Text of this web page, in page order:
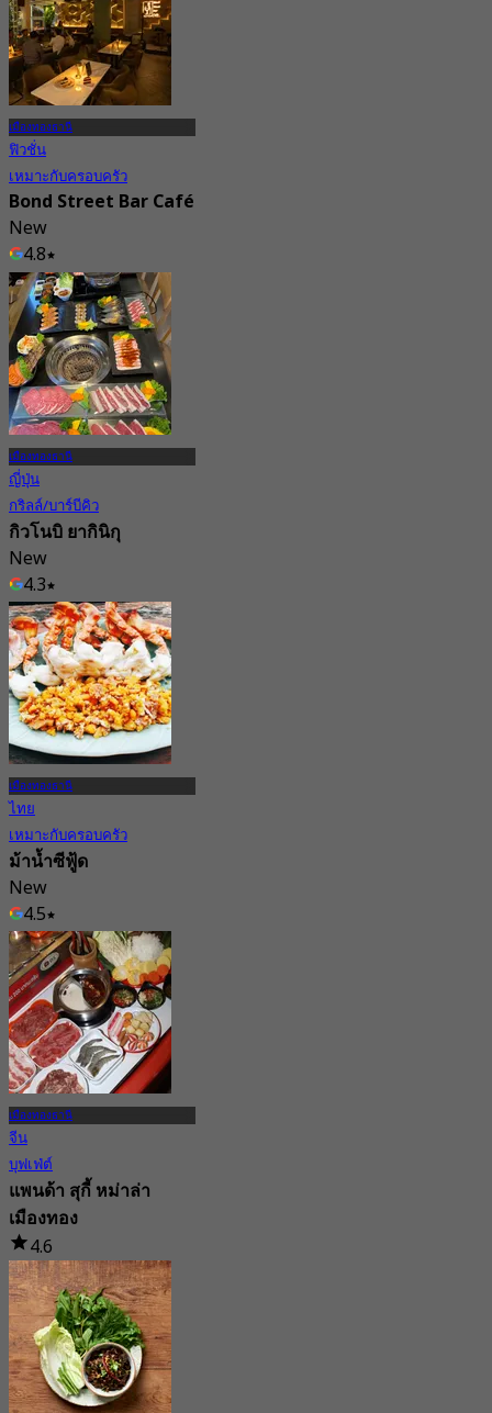
เมืองทองธานี
ฟิวชั่น
เหมาะกับครอบครัว
Bond Street Bar Café
New
4.8
จาก฿ 825
เมืองทองธานี
ญี่ปุ่น
กริลล์/บาร์บีคิว
กิวโนบิ ยากินิกุ
New
4.3
จาก฿ 599
เมืองทองธานี
ไทย
เหมาะกับครอบครัว
ม้าน้ำซีฟู้ด
New
4.5
จาก฿ 625
เมืองทองธานี
จีน
บุฟเฟ่ต์
แพนด้า สุกี้ หม่าล่า
เมืองทอง
4.6
8 การจอง
จาก฿ 287